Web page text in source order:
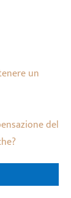
un
del